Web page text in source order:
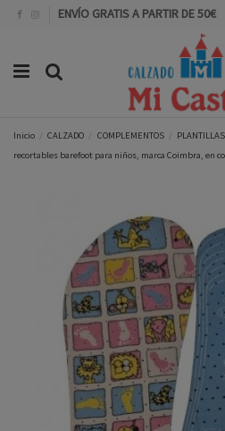
ENVÍO GRATIS A PARTIR DE 50€
Inicio CALZADO COMPLEMENTOS
recortables barefoot para niños, marca Coimbra, en